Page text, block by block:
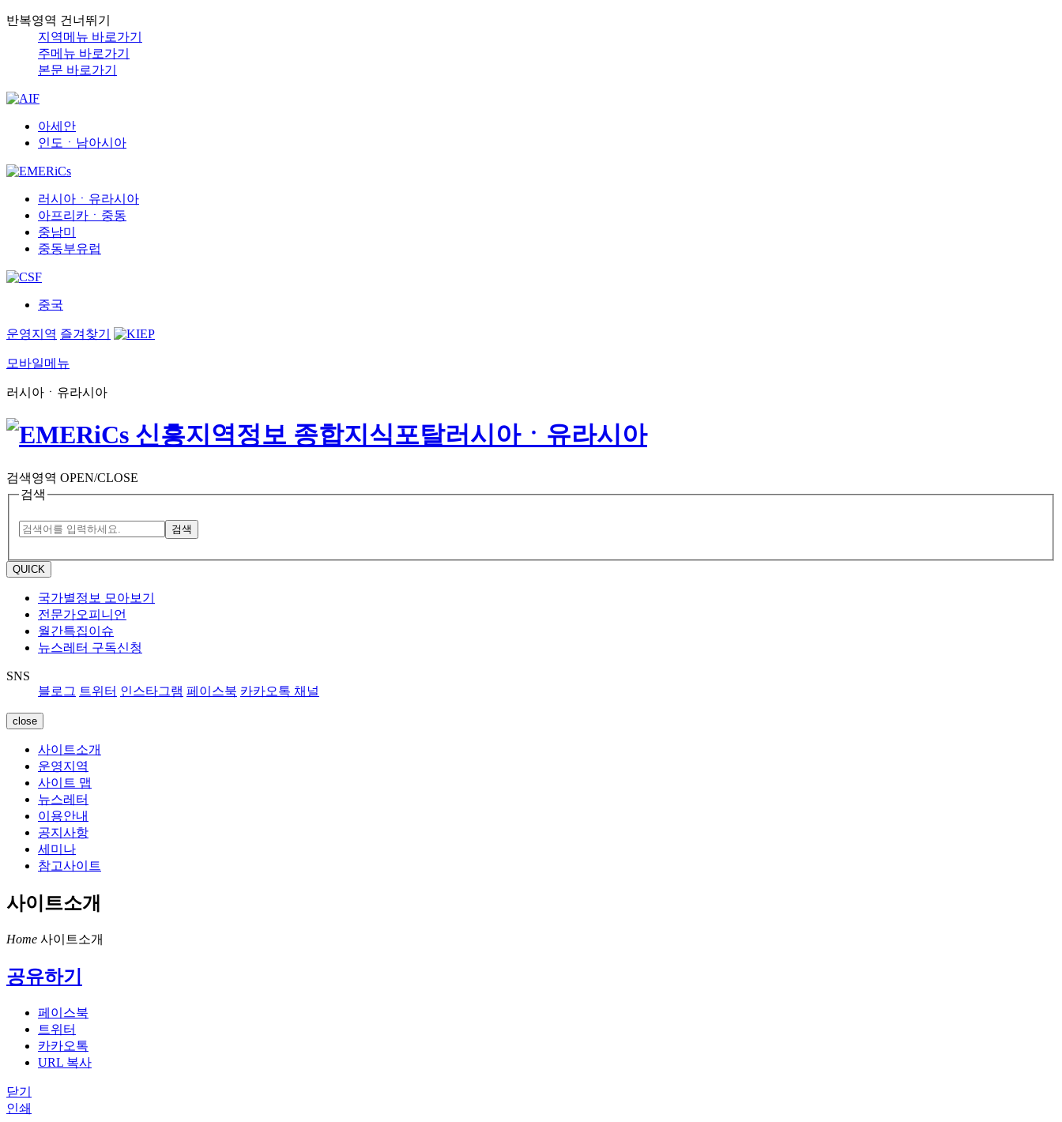
반복영역 건너뛰기
지역메뉴 바로가기
주메뉴 바로가기
본문 바로가기
아세안
인도ㆍ남아시아
러시아ㆍ유라시아
아프리카ㆍ중동
중남미
중동부유럽
중국
운영지역 즐겨찾기
모바일메뉴
러시아ㆍ유라시아
러시아ㆍ유라시아
검색영역 OPEN/CLOSE
검색
검색
QUICK
국가별정보 모아보기
전문가오피니언
월간특집이슈
뉴스레터 구독신청
SNS
블로그 트위터 인스타그램 페이스북 카카오톡 채널
close
사이트소개
운영지역
사이트 맵
뉴스레터
이용안내
공지사항
세미나
참고사이트
사이트소개
Home 사이트소개
공유하기
페이스북
트위터
카카오톡
URL 복사
닫기
인쇄